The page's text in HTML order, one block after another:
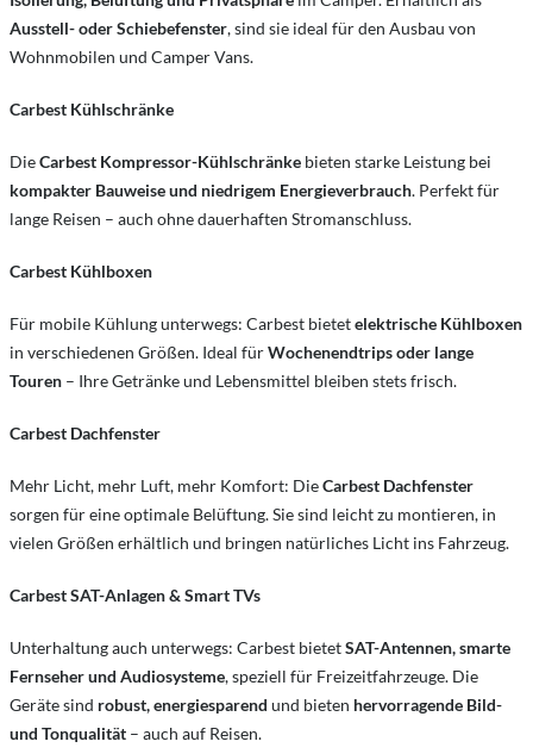
Ausstell- oder Schiebefenster, sind sie ideal für den Ausbau von
Wohnmobilen und Camper Vans.
Carbest Kühlschränke
DieCarbest Kompressor-Kühlschränke bieten starke Leistung bei
kompakter Bauweise und niedrigem Energieverbrauch. Perfekt für
lange Reisen – auch ohne dauerhaften Stromanschluss.
Carbest Kühlboxen
Für mobile Kühlung unterwegs: Carbest bietetelektrische Kühlboxen
in verschiedenen Größen. Ideal fürWochenendtrips oder lange
Touren – Ihre Getränke und Lebensmittel bleiben stets frisch.
Carbest Dachfenster
Mehr Licht, mehr Luft, mehr Komfort: DieCarbest Dachfenster
sorgen für eine optimale Belüftung. Sie sind leicht zu montieren, in
vielen Größen erhältlich und bringen natürliches Licht ins Fahrzeug.
Carbest SAT-Anlagen & Smart TVs
Unterhaltung auch unterwegs: Carbest bietetSAT-Antennen, smarte
Fernseher und Audiosysteme, speziell für Freizeitfahrzeuge. Die
Geräte sind robust, energiesparend und bieten hervorragende Bild-
und Tonqualität – auch auf Reisen.